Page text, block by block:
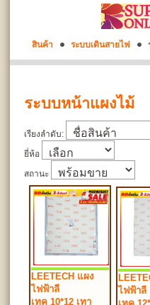
สินค้า ระบบเดินสายไฟ
ระบบหน้าแผงไม้
เรียงลำดับ:
ยี่ห้อ
สถานะ
LEETECH แผง
ไฟฟ้าลี
เทค 10*12 เทา
ไฟฟ้าลี
เทค